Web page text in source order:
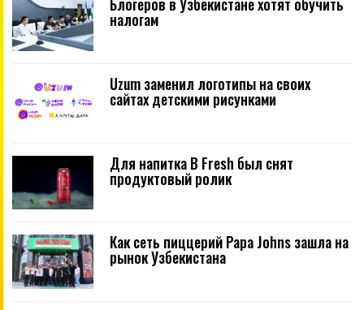
Блогеров в Узбекистане хотят обучить
налогам
Uzum заменил логотипы на своих
сайтах детскими рисунками
Для напитка B Fresh был снят
продуктовый ролик
Как сеть пиццерий Papa Johns зашла на
рынок Узбекистана